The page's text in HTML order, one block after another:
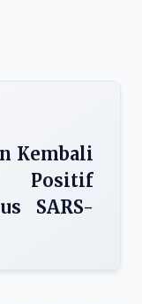
Kembali
Positif
SARS-